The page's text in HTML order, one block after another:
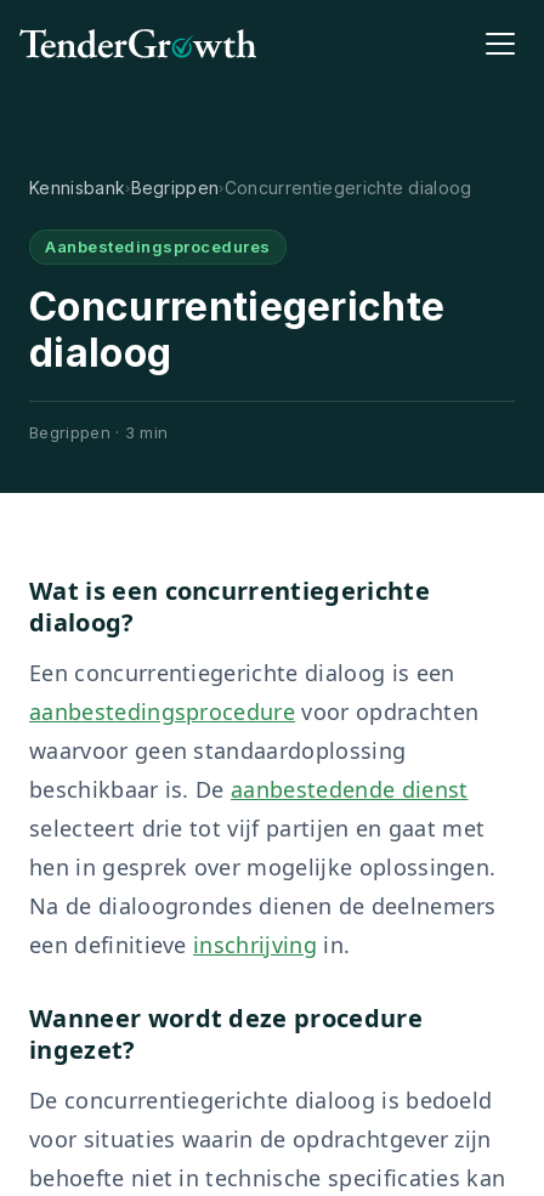
Concurrentiegerichte
dialoog
Begrippen · 3 min
Aanbestedingsprocedures
Kennisbank›Begrippen›Concurrentiegerichte dialoog
Wat is een concurrentiegerichte
dialoog?
Een concurrentiegerichte dialoog is een
aanbestedingsprocedure voor opdrachten
waarvoor geen standaardoplossing
beschikbaar is. De aanbestedende dienst
selecteert drie tot vijf partijen en gaat met
hen in gesprek over mogelijke oplossingen.
Na de dialoogrondes dienen de deelnemers
een definitieve inschrijving in.
Wanneer wordt deze procedure
ingezet?
De concurrentiegerichte dialoog is bedoeld
voor situaties waarin de opdrachtgever zijn
behoefte niet in technische specificaties kan